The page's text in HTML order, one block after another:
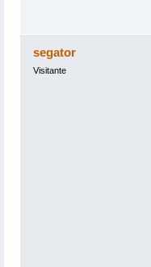
segator
Visitante